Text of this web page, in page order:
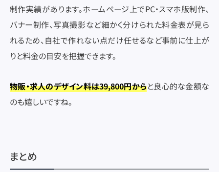
制作実績があります。ホームページ上でPC・スマホ版制作、
バナー制作、写真撮影など細かく分けられた料金表が見ら
れるため、自社で作れない点だけ任せるなど事前に仕上が
りと料金の目安を把握できます。
物販・求人のデザイン料は39,800円からと良心的な金額な
のも嬉しいですね。
まとめ